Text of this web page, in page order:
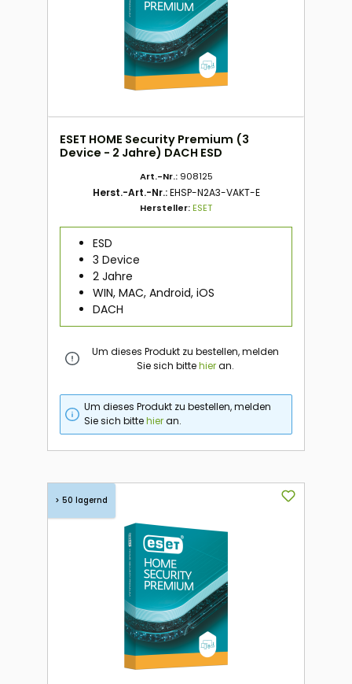
ESET HOME Security Premium (3
Device - 2 Jahre) DACH ESD
Art.-Nr.: 908125
Herst.-Art.-Nr.:EHSP-N2A3-VAKT-E
Hersteller:ESET
ESD
3 Device
2 Jahre
WIN, MAC, Android, iOS
DACH
Um dieses Produkt zu bestellen, melden
Sie sich bittehieran.
Um dieses Produkt zu bestellen, melden
Sie sich bittehieran.
> 50 lagernd